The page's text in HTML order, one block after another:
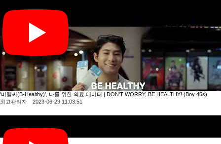
'비헬씨(B-Healthy)', 나를 위한 의료 데이터 | DON'T WORRY, BE HEALTHY! (Boy 45s)
최고관리자 2023-06-29 11:03:51